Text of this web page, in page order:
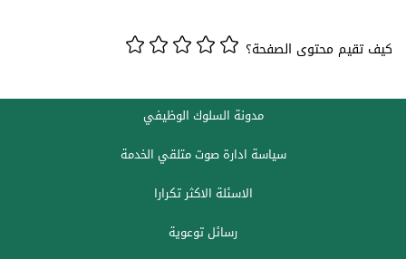
كيف تقيم محتوى الصفحة؟
مدونة السلوك الوظيفي
سياسة ادارة صوت متلقي الخدمة
الاسئلة الاكثر تكرارا
رسائل توعوية